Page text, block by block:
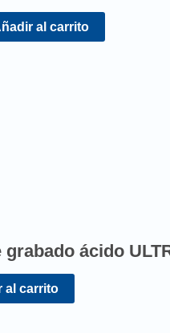
al carrito
ácido
al carrito